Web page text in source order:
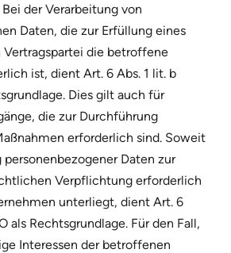
der Verarbeitung von
Daten, die zur Erfüllung eines
Vertragspartei die betroffene
ist, dient Art. 6 Abs. 1 lit. b
Dies gilt auch für
die zur Durchführung
erforderlich sind. Soweit
Daten zur
Verpflichtung erforderlich
unterliegt, dient Art. 6
als Rechtsgrundlage. Für den Fall,
Interessen der betroffenen